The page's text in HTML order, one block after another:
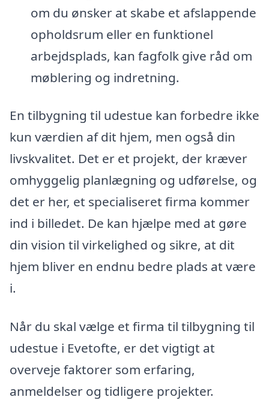
om du ønsker at skabe et afslappende
opholdsrum eller en funktionel
arbejdsplads, kan fagfolk give råd om
møblering og indretning.
En tilbygning til udestue kan forbedre ikke
kun værdien af dit hjem, men også din
livskvalitet. Det er et projekt, der kræver
omhyggelig planlægning og udførelse, og
det er her, et specialiseret firma kommer
ind i billedet. De kan hjælpe med at gøre
din vision til virkelighed og sikre, at dit
hjem bliver en endnu bedre plads at være
i.
Når du skal vælge et firma til tilbygning til
udestue i Evetofte, er det vigtigt at
overveje faktorer som erfaring,
anmeldelser og tidligere projekter.